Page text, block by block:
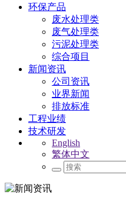
环保产品
废水处理类
废气处理类
污泥处理类
综合项目
新闻资讯
公司资讯
业界新闻
排放标准
工程业绩
技术研发
English
繁体中文